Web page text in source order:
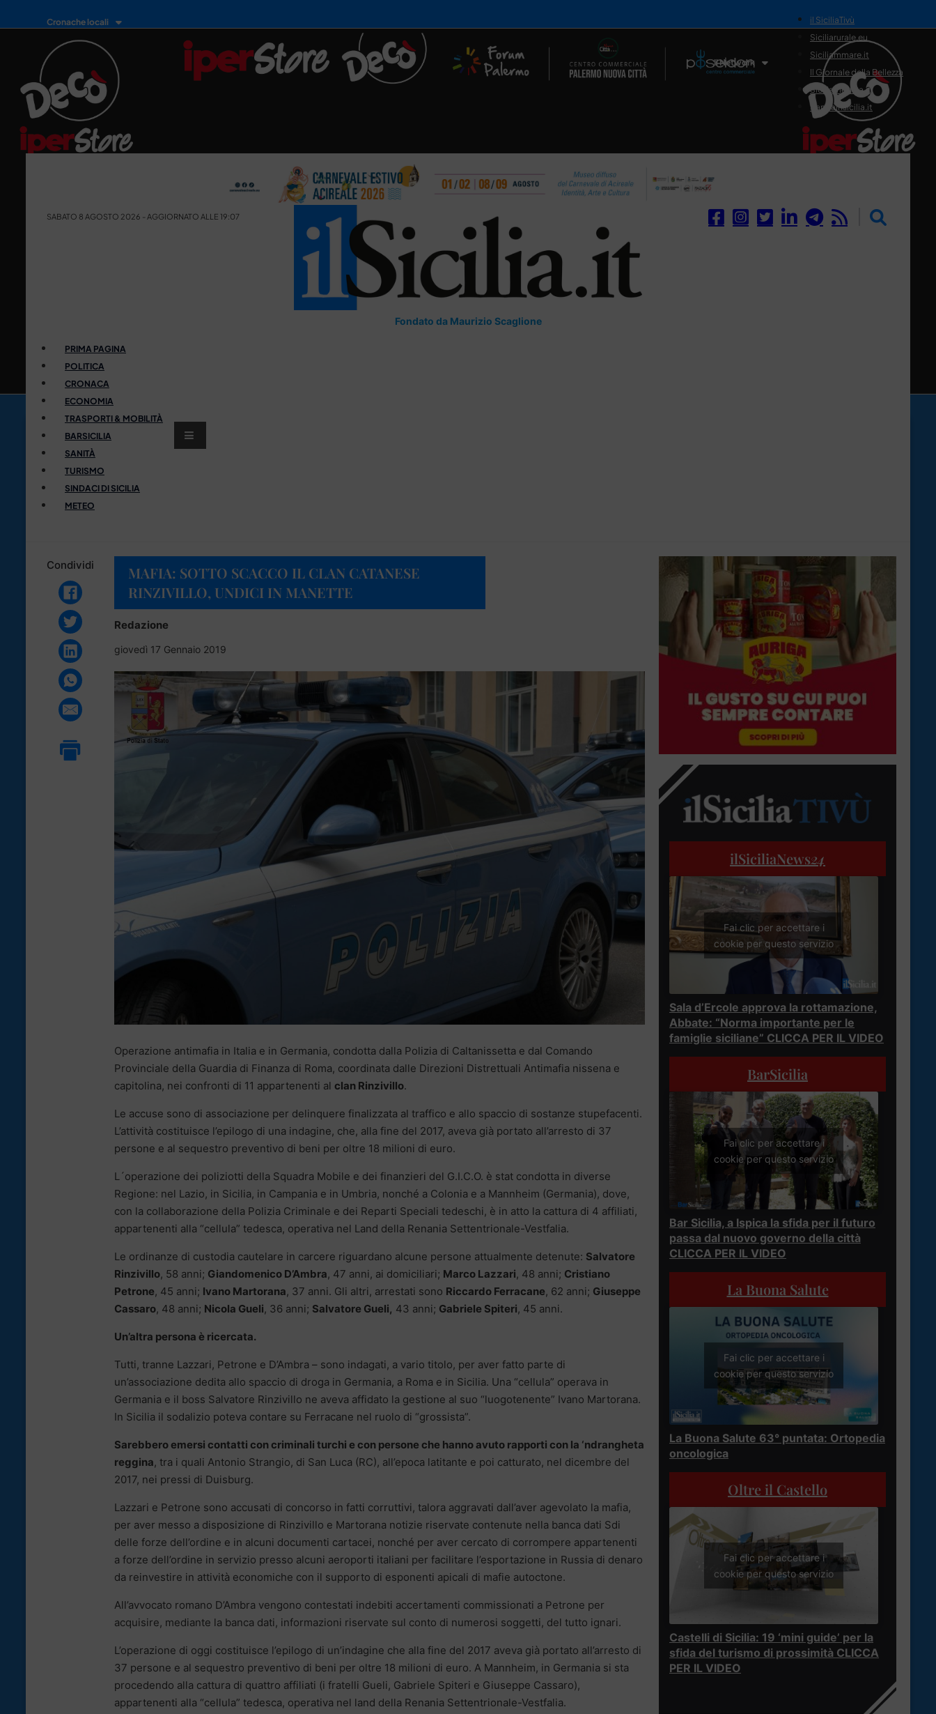
Cronache locali
Il Network
il SiciliaTivù
Siciliarurale.eu
Siciliammare.it
Il Giornale della Bellezza
Siciliamedica.it
Sanitainsicilia.it
SABATO 8 AGOSTO 2026 - AGGIORNATO ALLE 19:07
Fondato da Maurizio Scaglione
PRIMA PAGINA
POLITICA
CRONACA
ECONOMIA
TRASPORTI & MOBILITÀ
BARSICILIA
SANITÀ
TURISMO
SINDACI DI SICILIA
METEO
Condividi
MAFIA: SOTTO SCACCO IL CLAN CATANESE
RINZIVILLO, UNDICI IN MANETTE
Redazione
giovedì 17 Gennaio 2019
Operazione antimafia in Italia e in Germania, condotta dalla Polizia di Caltanissetta e dal Comando
Provinciale della Guardia di Finanza di Roma, coordinata dalle Direzioni Distrettuali Antimafia nissena e
capitolina, nei confronti di 11 appartenenti al clan Rinzivillo.
Le accuse sono di associazione per delinquere finalizzata al traffico e allo spaccio di sostanze stupefacenti.
L’attività costituisce l’epilogo di una indagine, che, alla fine del 2017, aveva già portato all’arresto di 37
persone e al sequestro preventivo di beni per oltre 18 milioni di euro.
L´operazione dei poliziotti della Squadra Mobile e dei finanzieri del G.I.C.O. è stat condotta in diverse
Regione: nel Lazio, in Sicilia, in Campania e in Umbria, nonché a Colonia e a Mannheim (Germania), dove,
con la collaborazione della Polizia Criminale e dei Reparti Speciali tedeschi, è in atto la cattura di 4 affiliati,
appartenenti alla “cellula” tedesca, operativa nel Land della Renania Settentrionale-Vestfalia.
Le ordinanze di custodia cautelare in carcere riguardano alcune persone attualmente detenute: Salvatore
Rinzivillo, 58 anni; Giandomenico D’Ambra, 47 anni, ai domiciliari; Marco Lazzari, 48 anni; Cristiano
Petrone, 45 anni; Ivano Martorana, 37 anni. Gli altri, arrestati sono Riccardo Ferracane, 62 anni; Giuseppe
Cassaro, 48 anni; Nicola Gueli, 36 anni; Salvatore Gueli, 43 anni; Gabriele Spiteri, 45 anni.
Un’altra persona è ricercata.
Tutti, tranne Lazzari, Petrone e D’Ambra – sono indagati, a vario titolo, per aver fatto parte di
un’associazione dedita allo spaccio di droga in Germania, a Roma e in Sicilia. Una “cellula” operava in
Germania e il boss Salvatore Rinzivillo ne aveva affidato la gestione al suo “luogotenente” Ivano Martorana.
In Sicilia il sodalizio poteva contare su Ferracane nel ruolo di “grossista”.
Sarebbero emersi contatti con criminali turchi e con persone che hanno avuto rapporti con la ‘ndrangheta
reggina, tra i quali Antonio Strangio, di San Luca (RC), all’epoca latitante e poi catturato, nel dicembre del
2017, nei pressi di Duisburg.
Lazzari e Petrone sono accusati di concorso in fatti corruttivi, talora aggravati dall’aver agevolato la mafia,
per aver messo a disposizione di Rinzivillo e Martorana notizie riservate contenute nella banca dati Sdi
delle forze dell’ordine e in alcuni documenti cartacei, nonché per aver cercato di corrompere appartenenti
a forze dell’ordine in servizio presso alcuni aeroporti italiani per facilitare l’esportazione in Russia di denaro
da reinvestire in attività economiche con il supporto di esponenti apicali di mafie autoctone.
All’avvocato romano D’Ambra vengono contestati indebiti accertamenti commissionati a Petrone per
acquisire, mediante la banca dati, informazioni riservate sul conto di numerosi soggetti, del tutto ignari.
L’operazione di oggi costituisce l’epilogo di un’indagine che alla fine del 2017 aveva già portato all’arresto di
37 persone e al sequestro preventivo di beni per oltre 18 milioni di euro. A Mannheim, in Germania si sta
procedendo alla cattura di quattro affiliati (i fratelli Gueli, Gabriele Spiteri e Giuseppe Cassaro),
appartenenti alla “cellula” tedesca, operativa nel land della Renania Settentrionale-Vestfalia.
ilSiciliaNews24
Fai clic per accettare i
cookie per questo servizio
Sala d’Ercole approva la rottamazione,
Abbate: “Norma importante per le
famiglie siciliane” CLICCA PER IL VIDEO
BarSicilia
Fai clic per accettare i
cookie per questo servizio
Bar Sicilia, a Ispica la sfida per il futuro
passa dal nuovo governo della città
CLICCA PER IL VIDEO
La Buona Salute
Fai clic per accettare i
cookie per questo servizio
La Buona Salute 63° puntata: Ortopedia
oncologica
Oltre il Castello
Fai clic per accettare i
cookie per questo servizio
Castelli di Sicilia: 19 ‘mini guide’ per la
sfida del turismo di prossimità CLICCA
PER IL VIDEO